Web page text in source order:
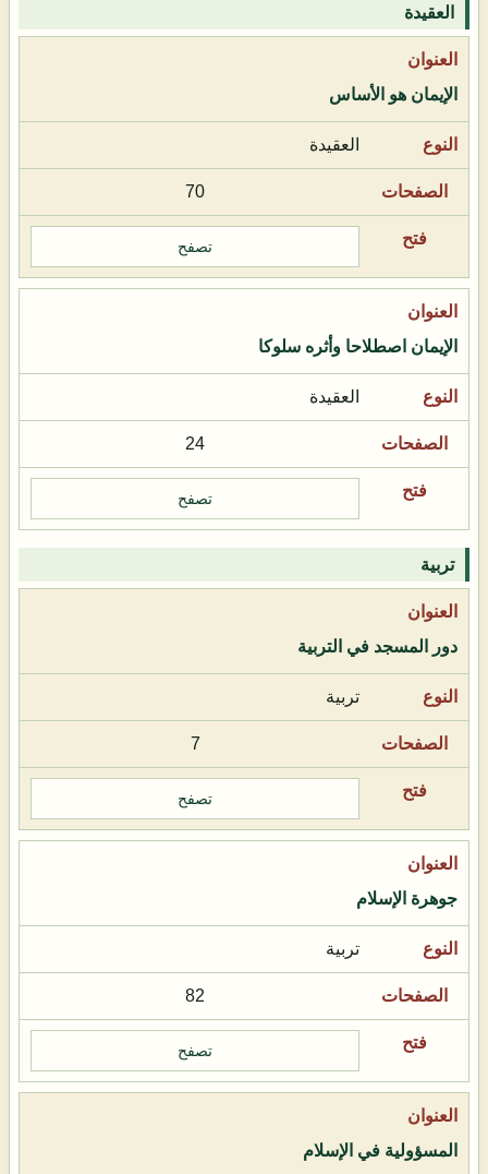
العقيدة
الإيمان هو الأساس
العقيدة
70
تصفح
الإيمان اصطلاحا وأثره سلوكا
العقيدة
24
تصفح
تربية
دور المسجد في التربية
تربية
7
تصفح
جوهرة الإسلام
تربية
82
تصفح
المسؤولية في الإسلام